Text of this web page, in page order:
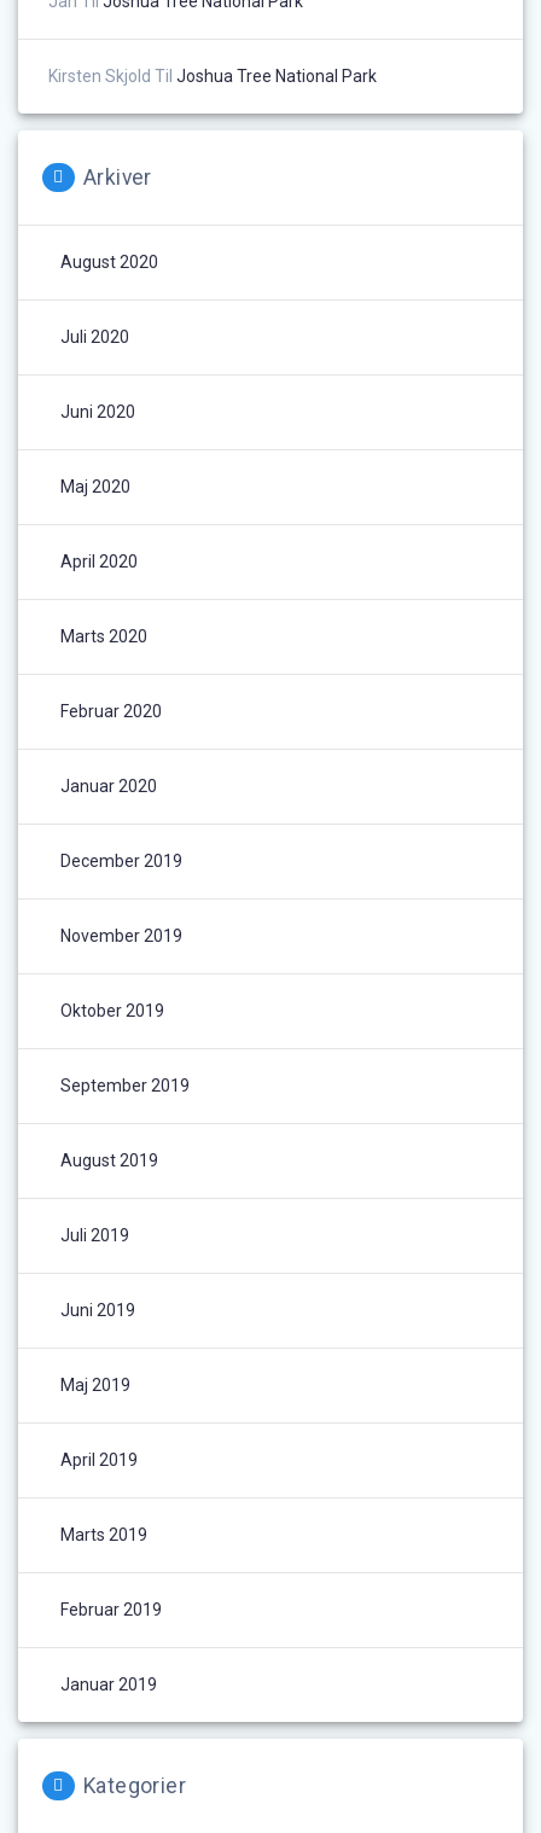
Kirsten Skjold Til Joshua Tree National Park
Arkiver
August 2020
Juli 2020
Juni 2020
Maj 2020
April 2020
Marts 2020
Februar 2020
Januar 2020
December 2019
November 2019
Oktober 2019
September 2019
August 2019
Juli 2019
Juni 2019
Maj 2019
April 2019
Marts 2019
Februar 2019
Januar 2019
Kategorier